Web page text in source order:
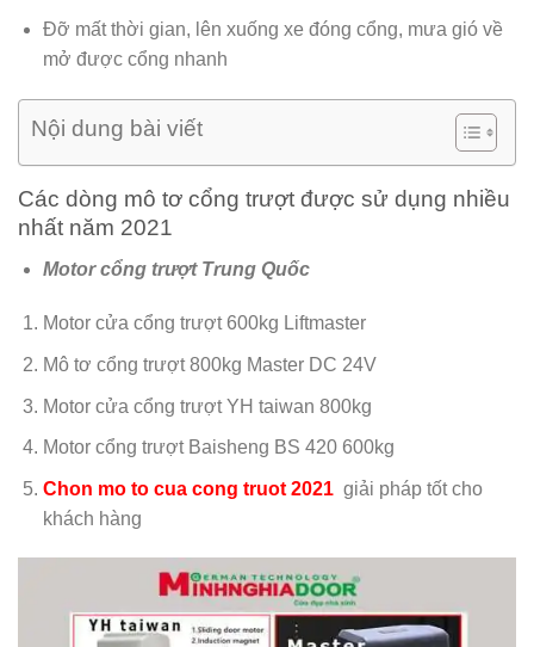
Đỡ mất thời gian, lên xuống xe đóng cổng, mưa gió về
mở được cổng nhanh
Nội dung bài viết
Các dòng mô tơ cổng trượt được sử dụng nhiều
nhất năm 2021
Motor cổng trượt Trung Quốc
Motor cửa cổng trượt 600kg Liftmaster
Mô tơ cổng trượt 800kg Master DC 24V
Motor cửa cổng trượt YH taiwan 800kg
Motor cổng trượt Baisheng BS 420 600kg
Chon mo to cua cong truot 2021 giải pháp tốt cho
khách hàng